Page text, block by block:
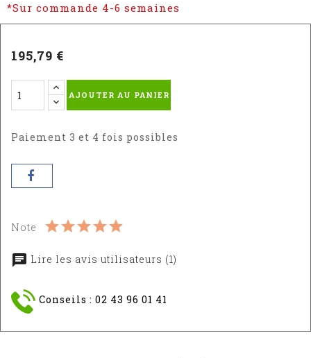
*Sur commande 4-6 semaines
195,79 €
AJOUTER AU PANIER
Paiement 3 et 4 fois possibles
Note
Lire les avis utilisateurs (1)
Conseils : 02 43 96 01 41